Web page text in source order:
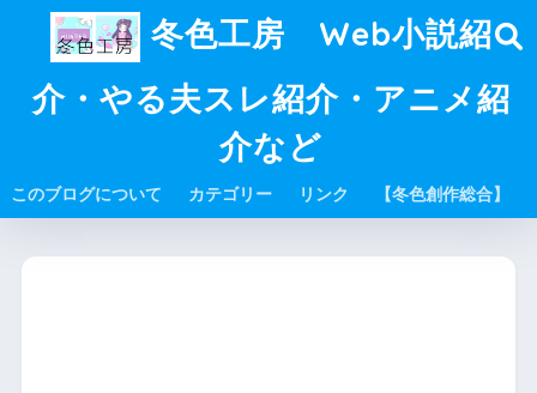
冬色工房 Web小説紹
介・やる夫スレ紹介・アニメ紹
介など
このブログについて カテゴリー リンク 【冬色創作総合】